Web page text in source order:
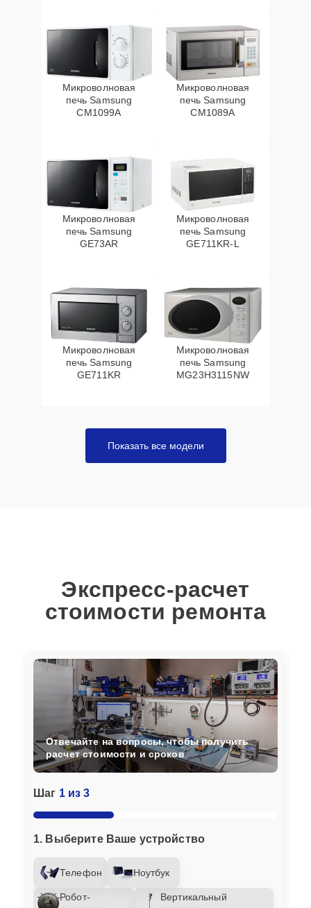
Микроволновая
печь Samsung
CM1099A
Микроволновая
печь Samsung
CM1089A
Микроволновая
печь Samsung
GE73AR
Микроволновая
печь Samsung
GE711KR-L
Микроволновая
печь Samsung
GE711KR
Микроволновая
печь Samsung
MG23H3115NW
Показать все модели
Экспресс-расчет
стоимости ремонта
Шаг 1 из 3
1. Выберите Ваше устройство
Телефон Ноутбук
Робот-
Вертикальный
Отвечайте на вопросы, чтобы получить
расчет стоимости и сроков